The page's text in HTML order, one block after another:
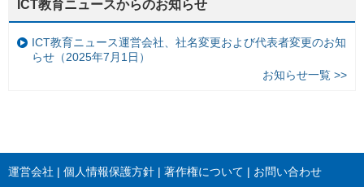
ICT教育ニュースからのお知らせ
ICT教育ニュース運営会社、社名変更および代表者変更のお知
らせ（2025年7月1日）
お知らせ一覧 >>
運営会社 個人情報保護方針 著作権について お問い合わせ